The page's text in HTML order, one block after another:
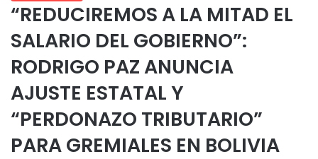
“REDUCIREMOS A LA MITAD EL
SALARIO DEL GOBIERNO”:
RODRIGO PAZ ANUNCIA
AJUSTE ESTATAL Y
“PERDONAZO TRIBUTARIO”
PARA GREMIALES EN BOLIVIA